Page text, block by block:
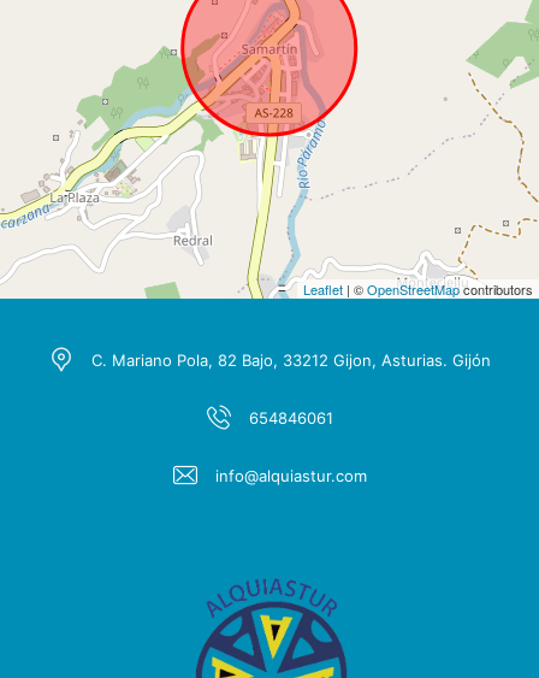
Leaflet | ©OpenStreetMapcontributors
C. Mariano Pola, 82 Bajo, 33212 Gijon, Asturias. Gijón
654846061
info@alquiastur.com